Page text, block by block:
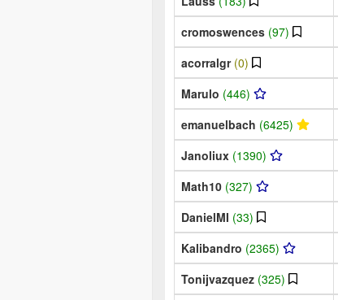
cromoswences (97)
acorralgr (0)
Marulo (446)
emanuelbach (6425)
Janoliux (1390)
Math10 (327)
DanielMI (33)
Kalibandro (2365)
Tonijvazquez (325)